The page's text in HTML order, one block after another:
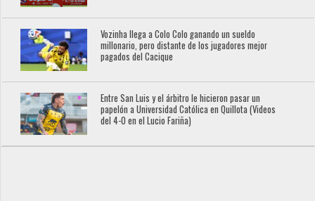
Vozinha llega a Colo Colo ganando un sueldo
millonario, pero distante de los jugadores mejor
pagados del Cacique
Entre San Luis y el árbitro le hicieron pasar un
papelón a Universidad Católica en Quillota (Videos
del 4-0 en el Lucio Fariña)